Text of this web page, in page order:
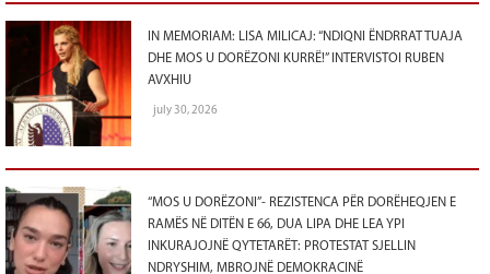
IN MEMORIAM: LISA MILICAJ: “NDIQNI ËNDRRAT TUAJA
DHE MOS U DORËZONI KURRË!” INTERVISTOI RUBEN
AVXHIU
july 30, 2026
“MOS U DORËZONI”- REZISTENCA PËR DORËHEQJEN E
RAMËS NË DITËN E 66, DUA LIPA DHE LEA YPI
INKURAJOJNË QYTETARËT: PROTESTAT SJELLIN
NDRYSHIM, MBROJNË DEMOKRACINË